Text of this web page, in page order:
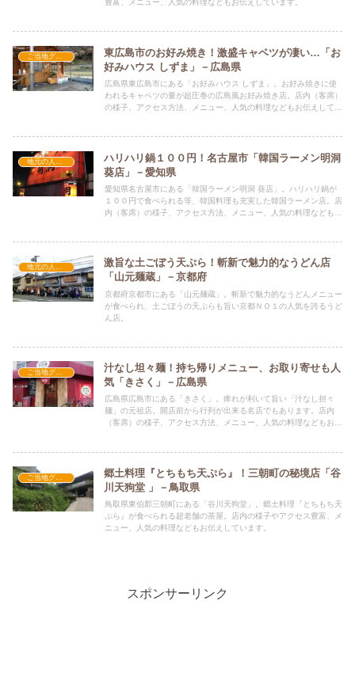
豊富、メニュー、人気の料理などもお伝えしています。
東広島市のお好み焼き！激盛キャベツが凄い…「お
好みハウス しずま」－広島県
広島県東広島市にある「お好みハウス しずま」。お好み焼きに使
われるキャベツの量が超圧巻の広島風お好み焼き店。店内（客席）
の様子、アクセス方法、メニュー、人気の料理などもお伝えしてい
ハリハリ鍋１００円！名古屋市「韓国ラーメン明洞
葵店」－愛知県
愛知県名古屋市にある「韓国ラーメン明洞 葵店」。ハリハリ鍋が
１００円で食べられる等、韓国料理も充実した韓国ラーメン店。店
内（客席）の様子、アクセス方法、メニュー、人気の料理などもお
激旨な土ごぼう天ぷら！斬新で魅力的なうどん店
「山元麺蔵」－京都府
京都府京都市にある「山元麺蔵」。斬新で魅力的なうどんメニュー
が食べられ、土ごぼうの天ぷらも旨い京都ＮＯ１の人気を誇るうど
ん店。
汁なし坦々麺！持ち帰りメニュー、お取り寄せも人
気「きさく」－広島県
広島県広島市にある「きさく」。痺れが利いて旨い「汁なし担々
麺」の元祖店。開店前から行列が出来る名店でもあります。店内
（客席）の様子、アクセス方法、メニュー、人気の料理などもお伝
郷土料理『とちもち天ぷら』！三朝町の秘境店「谷
川天狗堂 」－鳥取県
鳥取県東伯郡三朝町にある「谷川天狗堂」。郷土料理『とちもち天
ぷら』が食べられる超老舗の茶屋。店内の様子やアクセス豊富、メ
ニュー、人気の料理などもお伝えしています。
スポンサーリンク